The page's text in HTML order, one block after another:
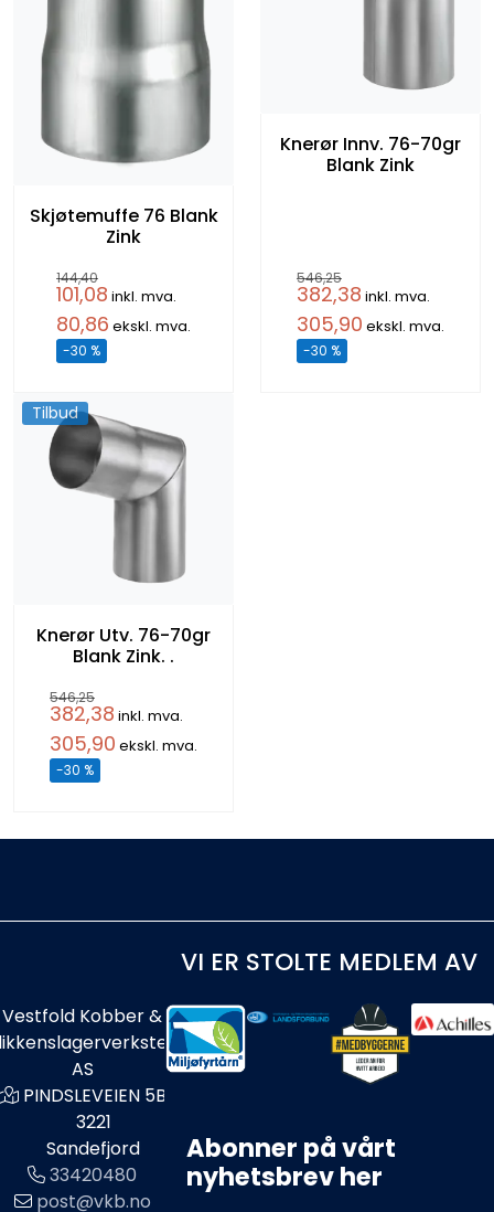
Skjøtemuffe 76 Blank
Zink
144,40
101,08 inkl. mva.
80,86 ekskl. mva.
-30 %
Knerør Innv. 76-70gr
Blank Zink
546,25
382,38 inkl. mva.
305,90 ekskl. mva.
-30 %
Tilbud
Knerør Utv. 76-70gr
Blank Zink. .
546,25
382,38 inkl. mva.
305,90 ekskl. mva.
-30 %
VI ER STOLTE MEDLEM AV
Vestfold Kobber &
AS
PINDSLEVEIEN 5B
3221
Sandefjord
33420480
post@vkb.no
Abonner på vårt
nyhetsbrev her